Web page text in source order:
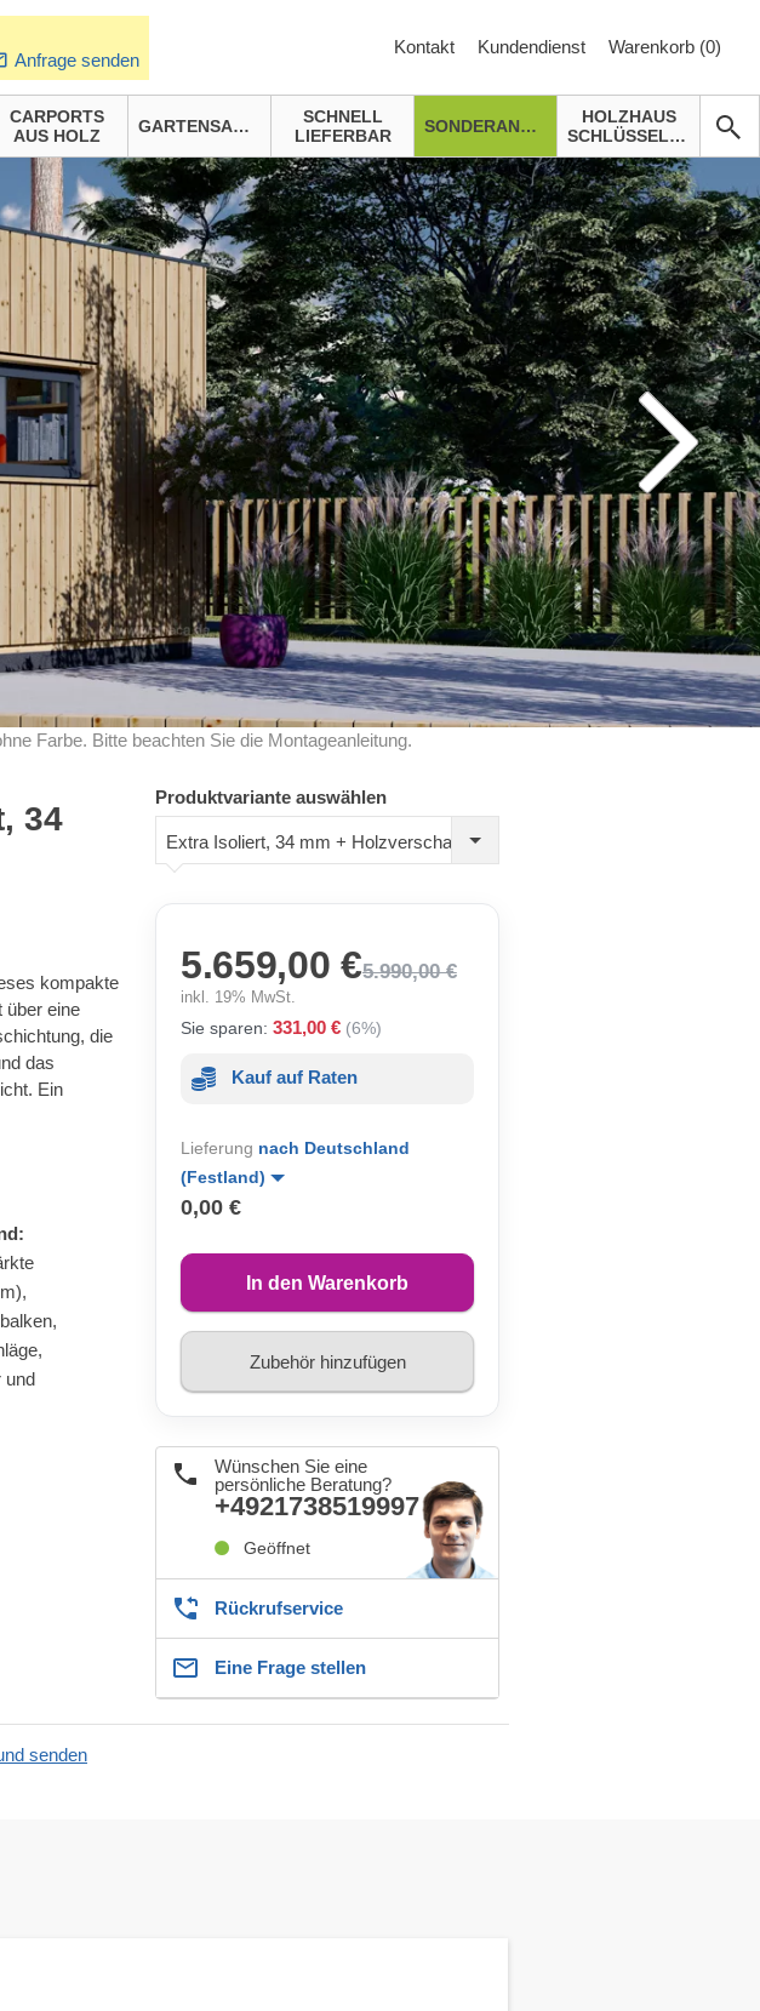
Anfrage senden
Kontakt Kundendienst Warenkorb (0)
CARPORTS
AUS HOLZ
GARTENSAUNA
SCHNELL
LIEFERBAR
SONDERANGEBOTE
HOLZHAUS
SCHLÜSSELFERTIG
Farbe. Bitte beachten Sie die Montageanleitung.
34
kompakte
über eine
die
das
Ein
und
Produktvariante auswählen
Extra Isoliert, 34 mm + Holzverschalung
5.659,00 €5.990,00 €
inkl. 19% MwSt.
Sie sparen: 331,00 € (6%)
Kauf auf Raten
Lieferung nach Deutschland
(Festland)
0,00 €
In den Warenkorb
Zubehör hinzufügen
Wünschen Sie eine
persönliche Beratung?
+4921738519997
Geöffnet
Rückrufservice
Eine Frage stellen
senden